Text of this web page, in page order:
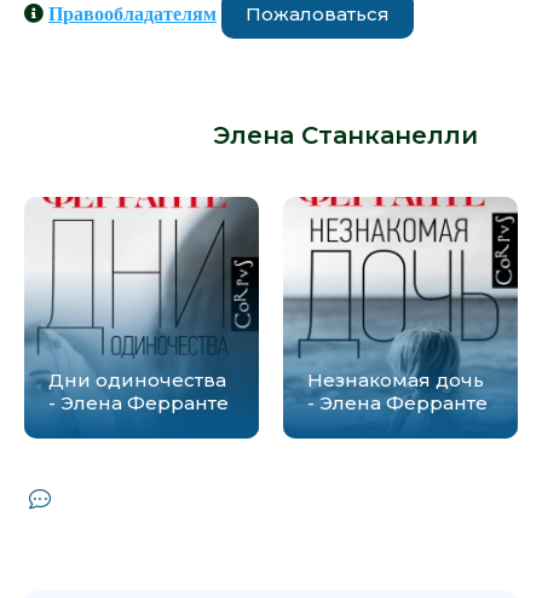
Правообладателям Пожаловаться
Элена Станканелли
Дни одиночества
- Элена Ферранте
Незнакомая дочь
- Элена Ферранте